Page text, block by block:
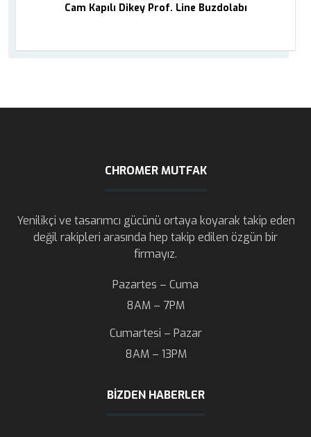
Cam Kapılı Dikey Prof. Line Buzdolabı
CHROMER MUTFAK
Yenilikçi ve tasarımcı gücünü ortaya koyarak takip eden
değil rakipleri arasında hep takip edilen özgün bir
firmayız.
Pazartes – Cuma
8AM – 7PM
Cumartesi – Pazar
8AM – 13PM
BIZDEN HABERLER